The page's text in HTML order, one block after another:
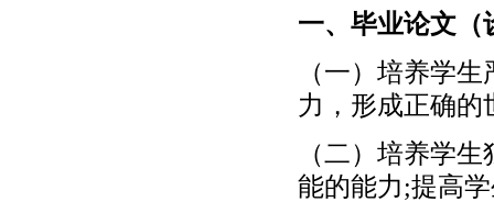
一、毕业论文（
（一）培养学
力，形成正确的
（二）培养学
能的能力;提高